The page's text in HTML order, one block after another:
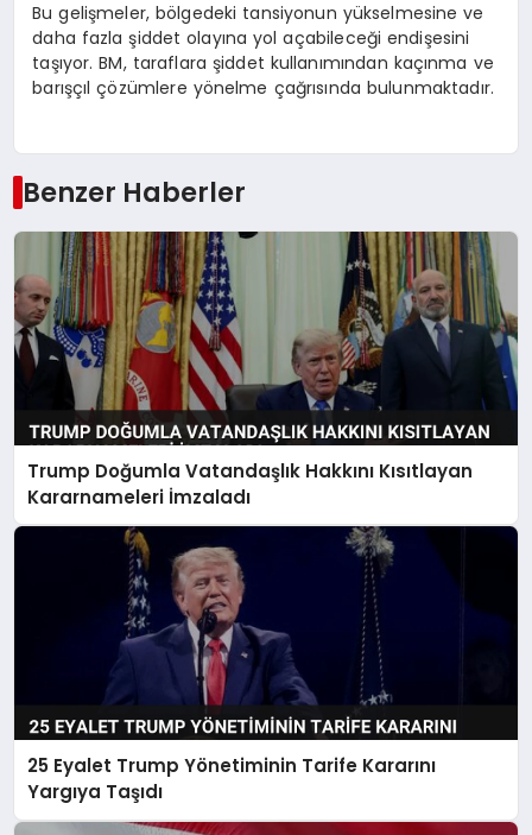
Bu gelişmeler, bölgedeki tansiyonun yükselmesine ve
daha fazla şiddet olayına yol açabileceği endişesini
taşıyor. BM, taraflara şiddet kullanımından kaçınma ve
barışçıl çözümlere yönelme çağrısında bulunmaktadır.
Benzer Haberler
Trump Doğumla Vatandaşlık Hakkını Kısıtlayan
Kararnameleri İmzaladı
25 Eyalet Trump Yönetiminin Tarife Kararını
Yargıya Taşıdı